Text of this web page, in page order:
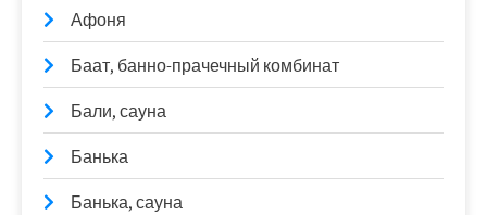
Афоня
Баат, банно-прачечный комбинат
Бали, сауна
Банька
Банька, сауна